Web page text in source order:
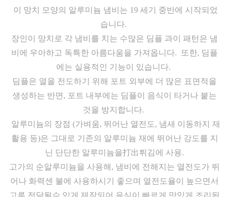
이 망치 모양의 알루미늄 냄비는 19 세기 중반에 시작되었
습니다.
장인이 망치로 각 냄비를 치는 수많은 딤플 과이 패턴은 냄
비에 우아하고 독특한 아름다움을 가져옵니다. 또한, 딤플
에는 실용적인 기능이 있습니다.
딤플은 열을 전도하기 위해 포트 외부에 더 많은 표면적을
생성하는 반면, 포트 내부에는 딤플이 음식이 타거나 붙는
것을 방지합니다.
알루미늄의 장점 (가벼움, 뛰어난 열전도, 냄새 이동하지 재
활용 등)은 그대로 기존의 알루미늄 재에 뛰어난 강도를 지
닌 단단한 알루미늄을打出튀김에 사용.
고가의 순알루미늄을 사용해, 냄비에 전해지는 열전도가 뛰
어나 화력센 불에 사용하시기 좋으며 열전도율이 높으면서
고루 전달될수 있게 제작되어 음식이 빠르게 맛있게 조리된